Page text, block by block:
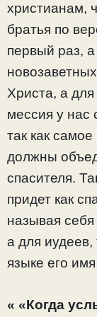
христианам,
братья по
первый раз,
Христа, а
мессия у нас
так как
должны
спасителя.
придет как
называя
а для
языке его
« «Когда